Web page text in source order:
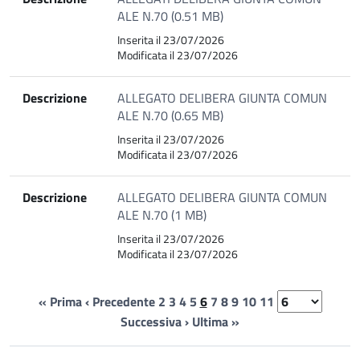
ALE N.70 (0.51 MB)
Inserita il 23/07/2026
Modificata il 23/07/2026
Descrizione
ALLEGATO DELIBERA GIUNTA COMUN
ALE N.70 (0.65 MB)
Inserita il 23/07/2026
Modificata il 23/07/2026
Descrizione
ALLEGATO DELIBERA GIUNTA COMUN
ALE N.70 (1 MB)
Inserita il 23/07/2026
Modificata il 23/07/2026
« Prima‹ Precedente 2 3 4 5 6 7 89 10 11
Successiva › Ultima »